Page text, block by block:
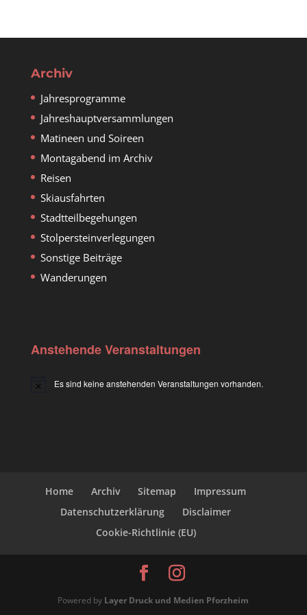
Archiv
Jahresprogramme
Jahreshauptversammlungen
Matineen und Soireen
Montagabend im Archiv
Reisen
Skiausfahrten
Stadtteilbegehungen
Stolpersteinverlegungen
Sonstige Beiträge
Wanderungen
Anstehende Veranstaltungen
Es sind keine anstehenden Veranstaltungen vorhanden.
Home Archiv Sitemap
Impressum
Datenschutzerklärung
Disclaimer
Cookie-Richtlinie (EU)
Powered by Layer Druck und Medien Pforzheim